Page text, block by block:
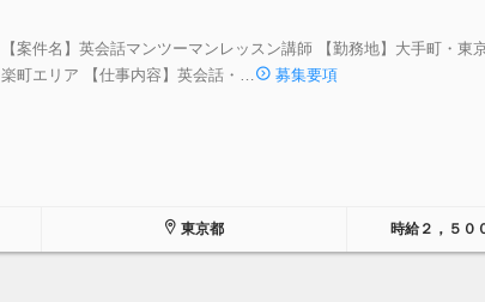
【案件名】英会話マンツーマンレッスン講師 【勤務地】大手町・東
楽町エリア 【仕事内容】英会話・…
募集要項
東京都 時給２，５０